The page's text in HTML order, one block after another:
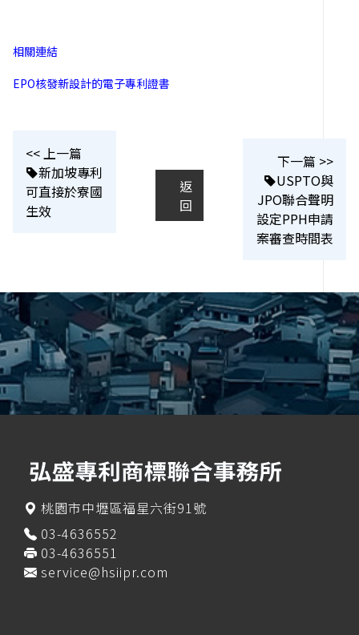
相關連結
EPO核發新設計的電子專利證書
<< 上一篇
新加坡專利
可直接於寮國
生效
返
回
下一篇 >>
USPTO與
JPO聯合聲明
設定PPH申請
案審查時間表
桃園市中壢區福星六街91號
03-4636552
03-4636551
service@hsiipr.com